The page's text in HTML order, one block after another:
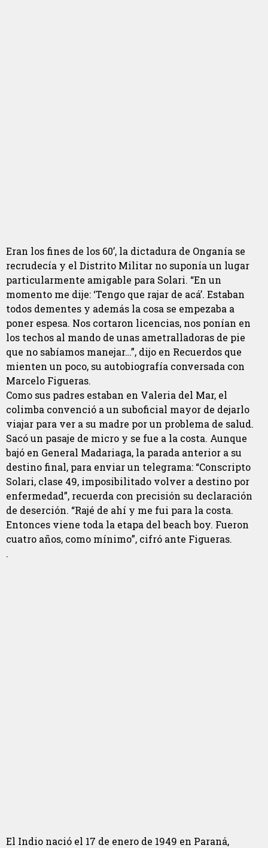
Eran los fines de los 60’, la dictadura de Onganía se
recrudecía y el Distrito Militar no suponía un lugar
particularmente amigable para Solari. “En un
momento me dije: ‘Tengo que rajar de acá’. Estaban
todos dementes y además la cosa se empezaba a
poner espesa. Nos cortaron licencias, nos ponían en
los techos al mando de unas ametralladoras de pie
que no sabíamos manejar…”, dijo en Recuerdos que
mienten un poco, su autobiografía conversada con
Marcelo Figueras.
Como sus padres estaban en Valeria del Mar, el
colimba convenció a un suboficial mayor de dejarlo
viajar para ver a su madre por un problema de salud.
Sacó un pasaje de micro y se fue a la costa. Aunque
bajó en General Madariaga, la parada anterior a su
destino final, para enviar un telegrama: “Conscripto
Solari, clase 49, imposibilitado volver a destino por
enfermedad”, recuerda con precisión su declaración
de deserción. “Rajé de ahí y me fui para la costa.
Entonces viene toda la etapa del beach boy. Fueron
cuatro años, como mínimo”, cifró ante Figueras.
.
El Indio nació el 17 de enero de 1949 en Paraná,